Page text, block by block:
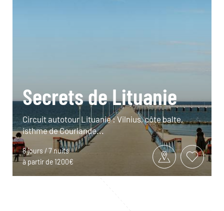
Secrets de Lituanie
Circuit autotour Lituanie : Vilnius, côte balte,
isthme de Courlande...
8 jours / 7 nuits
à partir de 1200€